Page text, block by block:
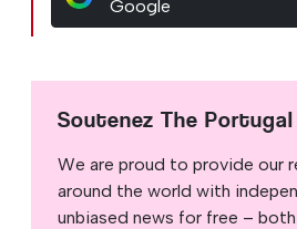
Google
Soutenez The Portugal
We are proud to provide our
around the world with
unbiased news for free – both